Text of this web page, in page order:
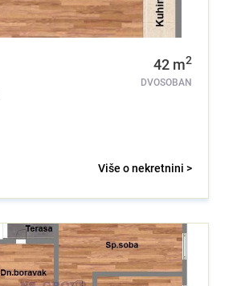
42 m2
DVOSOBAN
Više o nekretnini >